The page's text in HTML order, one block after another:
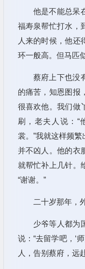
他是不能总呆
福寿泉帮忙打水，
人来的时候，他还
环一般高。但马匹
蔡府上下也没
的痛苦，知恩图报
很喜欢他。我们做
刷，老夫人说：“
裳。”我就这样频
并不凶人。他的衣
就帮忙补上几针。
“谢谢。”
二十岁那年，
少爷等人都为
说：“去留学吧，‘
人，告别蔡府，远